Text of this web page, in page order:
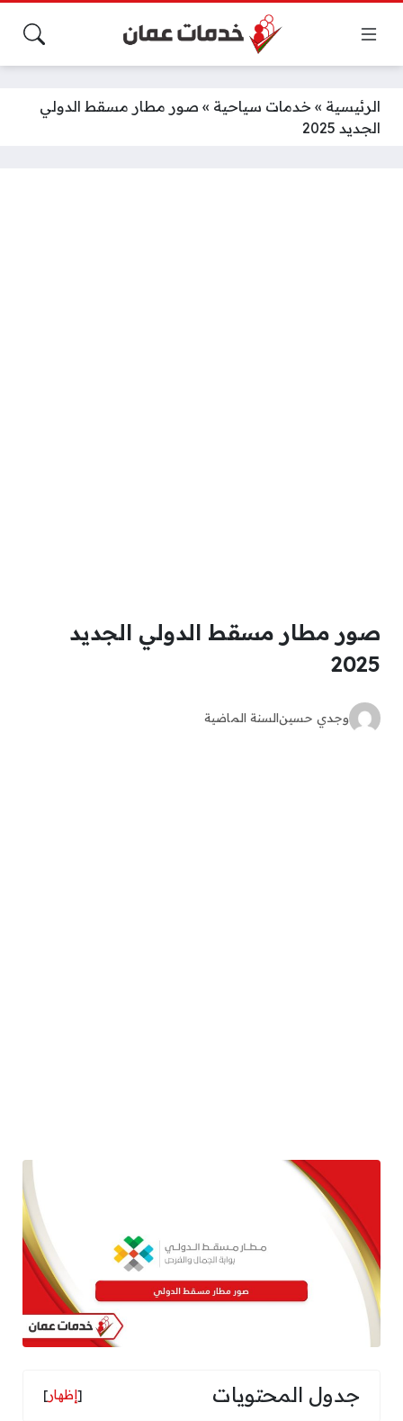
الرئيسية » خدمات سياحية » صور مطار مسقط الدولي
الجديد 2025
صور مطار مسقط الدولي الجديد
2025
وجدي حسينالسنة الماضية
جدول المحتويات [إظهار]